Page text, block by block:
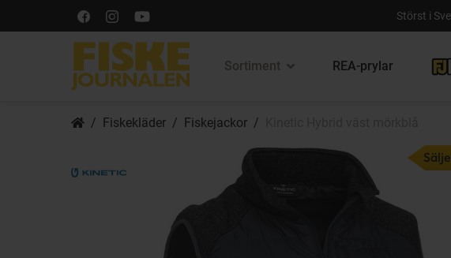
Störst i
Sortiment REA-prylar
Fiskekläder Fiskejackor